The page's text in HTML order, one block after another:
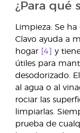
¿Para qué
Limpieza: Se
Clavo ayuda a
hogar
[4]
y
útiles para
desodorizado.
al agua o al
rociar las
limpiarlas.
prueba de